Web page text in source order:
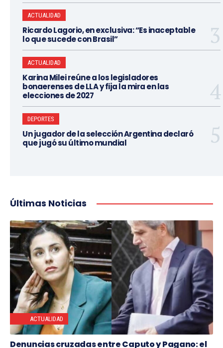
ACTUALIDAD
Ricardo Lagorio, en exclusiva: “Es inaceptable
lo que sucede con Brasil”
ACTUALIDAD
Karina Milei reúne a los legisladores
bonaerenses de LLA y fija la mira en las
elecciones de 2027
DEPORTES
Un jugador de la selección Argentina declaró
que jugó su último mundial
Últimas Noticias
ACTUALIDAD
Denuncias cruzadas entre Caputo y Pagano: el